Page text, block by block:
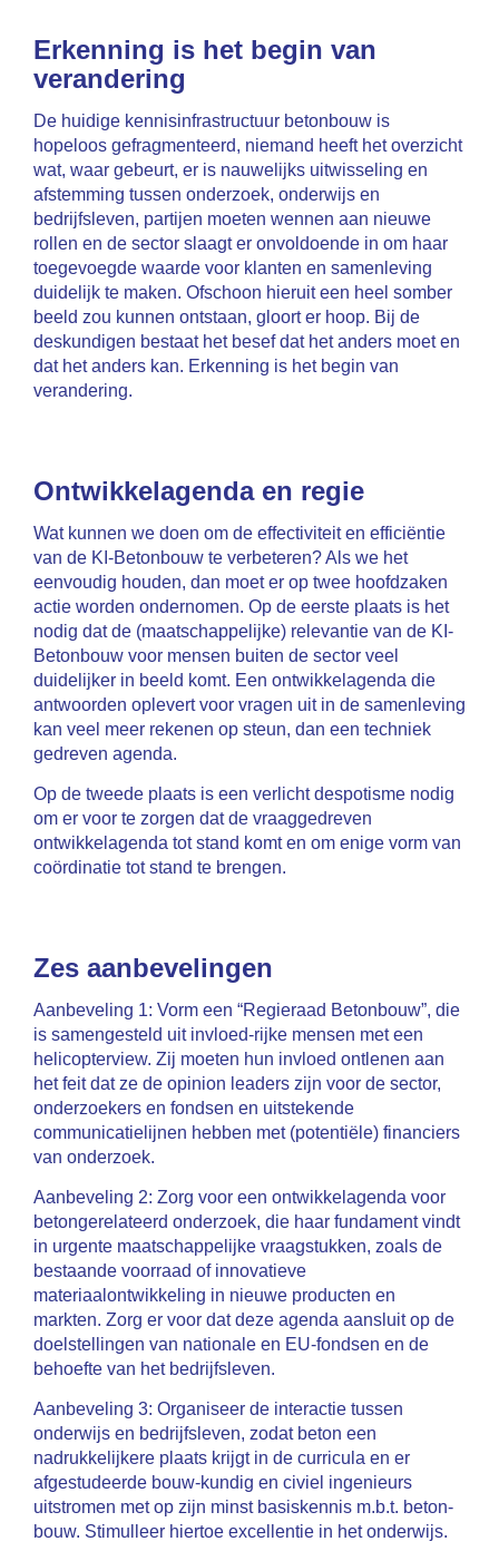
Erkenning is het begin van
verandering
De huidige kennisinfrastructuur betonbouw is
hopeloos gefragmenteerd, niemand heeft het overzicht
wat, waar gebeurt, er is nauwelijks uitwisseling en
afstemming tussen onderzoek, onderwijs en
bedrijfsleven, partijen moeten wennen aan nieuwe
rollen en de sector slaagt er onvoldoende in om haar
toegevoegde waarde voor klanten en samenleving
duidelijk te maken. Ofschoon hieruit een heel somber
beeld zou kunnen ontstaan, gloort er hoop. Bij de
deskundigen bestaat het besef dat het anders moet en
dat het anders kan. Erkenning is het begin van
verandering.
Ontwikkelagenda en regie
Wat kunnen we doen om de effectiviteit en efficiëntie
van de KI-Betonbouw te verbeteren? Als we het
eenvoudig houden, dan moet er op twee hoofdzaken
actie worden ondernomen. Op de eerste plaats is het
nodig dat de (maatschappelijke) relevantie van de KI-
Betonbouw voor mensen buiten de sector veel
duidelijker in beeld komt. Een ontwikkelagenda die
antwoorden oplevert voor vragen uit in de samenleving
kan veel meer rekenen op steun, dan een techniek
gedreven agenda.
Op de tweede plaats is een verlicht despotisme nodig
om er voor te zorgen dat de vraaggedreven
ontwikkelagenda tot stand komt en om enige vorm van
coördinatie tot stand te brengen.
Zes aanbevelingen
Aanbeveling 1: Vorm een “Regieraad Betonbouw”, die
is samengesteld uit invloed-rijke mensen met een
helicopterview. Zij moeten hun invloed ontlenen aan
het feit dat ze de opinion leaders zijn voor de sector,
onderzoekers en fondsen en uitstekende
communicatielijnen hebben met (potentiële) financiers
van onderzoek.
Aanbeveling 2: Zorg voor een ontwikkelagenda voor
betongerelateerd onderzoek, die haar fundament vindt
in urgente maatschappelijke vraagstukken, zoals de
bestaande voorraad of innovatieve
materiaalontwikkeling in nieuwe producten en
markten. Zorg er voor dat deze agenda aansluit op de
doelstellingen van nationale en EU-fondsen en de
behoefte van het bedrijfsleven.
Aanbeveling 3: Organiseer de interactie tussen
onderwijs en bedrijfsleven, zodat beton een
nadrukkelijkere plaats krijgt in de curricula en er
afgestudeerde bouw-kundig en civiel ingenieurs
uitstromen met op zijn minst basiskennis m.b.t. beton-
bouw. Stimulleer hiertoe excellentie in het onderwijs.